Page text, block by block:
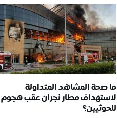
ما صحة المشاهد المتداولة
لاستهداف مطار نجران عقب هجوم
للحوثيين؟